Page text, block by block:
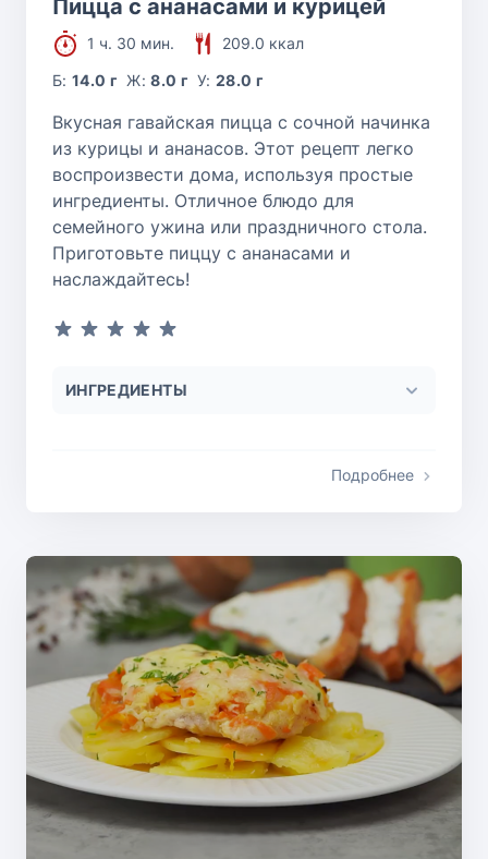
Пицца с ананасами и курицей
1 ч. 30 мин.
209.0 ккал
Б:14.0 г Ж:8.0 г У:28.0 г
Вкусная гавайская пицца с сочной начинка
из курицы и ананасов. Этот рецепт легко
воспроизвести дома, используя простые
ингредиенты. Отличное блюдо для
семейного ужина или праздничного стола.
Приготовьте пиццу с ананасами и
наслаждайтесь!
ИНГРЕДИЕНТЫ
Подробнее